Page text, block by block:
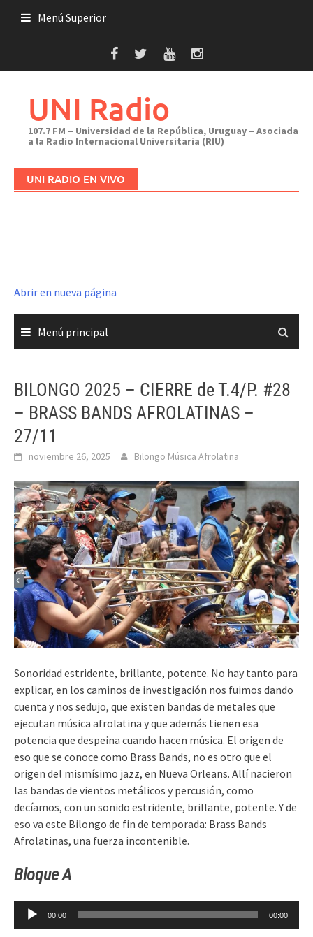
Menú Superior
UNI Radio
107.7 FM – Universidad de la República, Uruguay – Asociada
a la Radio Internacional Universitaria (RIU)
UNI RADIO EN VIVO
Abrir en nueva página
Menú principal
BILONGO 2025 – CIERRE de T.4/P. #28
– BRASS BANDS AFROLATINAS –
27/11
noviembre 26, 2025 Bilongo Música Afrolatina
Sonoridad estridente, brillante, potente. No hay tanto para
explicar, en los caminos de investigación nos fuimos dando
cuenta y nos sedujo, que existen bandas de metales que
ejecutan música afrolatina y que además tienen esa
potencia que despeina cuando hacen música. El origen de
eso que se conoce como Brass Bands, no es otro que el
origen del mismísimo jazz, en Nueva Orleans. Allí nacieron
las bandas de vientos metálicos y percusión, como
decíamos, con un sonido estridente, brillante, potente. Y de
eso va este Bilongo de fin de temporada: Brass Bands
Afrolatinas, una fuerza incontenible.
Bloque A
Reproductor
00:00 00:00